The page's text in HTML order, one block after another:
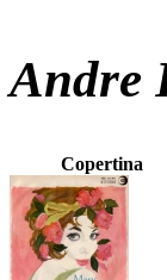
Andre
Copertina